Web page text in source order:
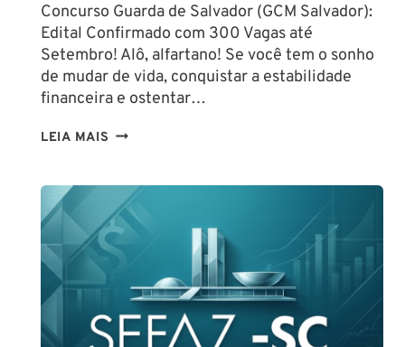
Concurso Guarda de Salvador (GCM Salvador):
Edital Confirmado com 300 Vagas até
Setembro! Alô, alfartano! Se você tem o sonho
de mudar de vida, conquistar a estabilidade
financeira e ostentar…
LEIA MAIS CONCURSO
SALVADOR
(GCM
SALVADOR):
CONFIRMADO
PARA
SETEMBRO!